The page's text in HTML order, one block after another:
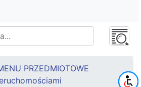
PRZEDMIOTOWE